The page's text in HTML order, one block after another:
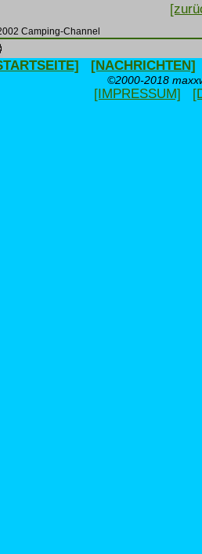
Camping-Channel
[NACHRICHTEN]
©2000-2018
[IMPRESSUM]